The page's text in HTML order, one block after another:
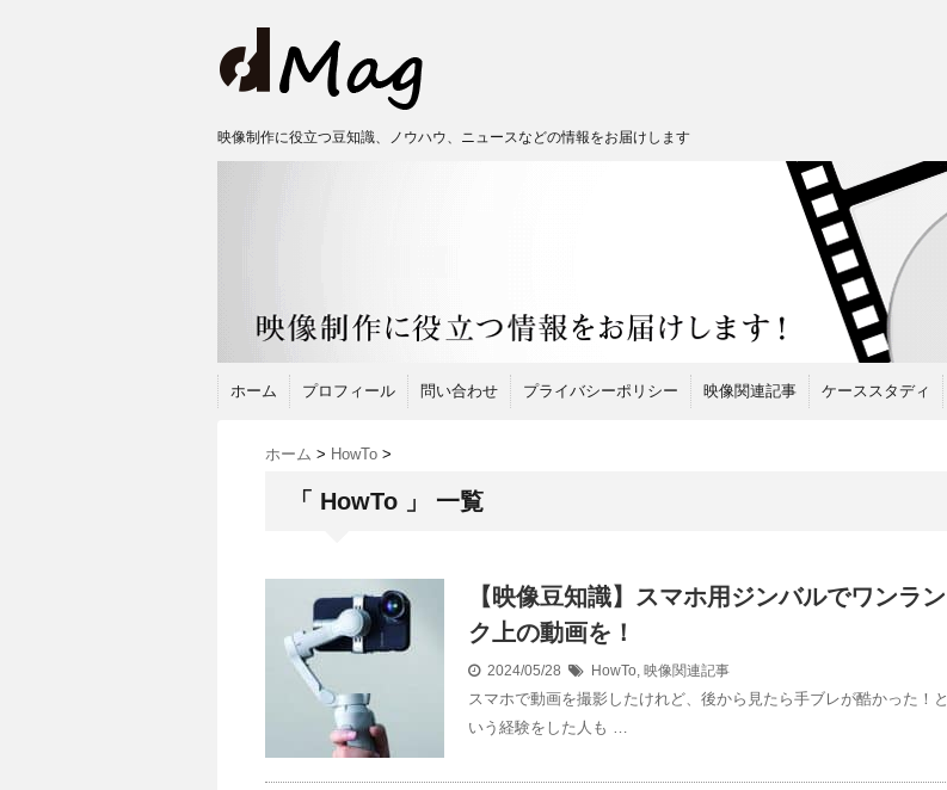
映像制作に役立つ豆知識、ノウハウ、ニュースなどの情報をお届けします
ホーム プロフィール 問い合わせ プライバシーポリシー 映像関連記事 ケーススタディ
ホーム > HowTo >
「 HowTo 」 一覧
【映像豆知識】スマホ用ジンバルでワンラン
ク上の動画を！
2024/05/28 HowTo, 映像関連記事
スマホで動画を撮影したけれど、後から見たら手ブレが酷かった！と
いう経験をした人も …